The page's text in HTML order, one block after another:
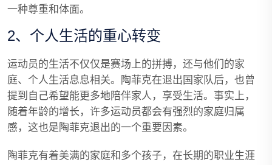
一种尊重和体面。
2、个人生活的重心转变
运动员的生活不仅仅是赛场上的拼搏，还与他们的家
庭、个人生活息息相关。陶菲克在退出国家队后，也曾
提到自己希望能更多地陪伴家人，享受生活。事实上，
随着年龄的增长，许多运动员都会有强烈的家庭归属
感，这也是陶菲克退出的一个重要因素。
陶菲克有着美满的家庭和多个孩子，在长期的职业生涯